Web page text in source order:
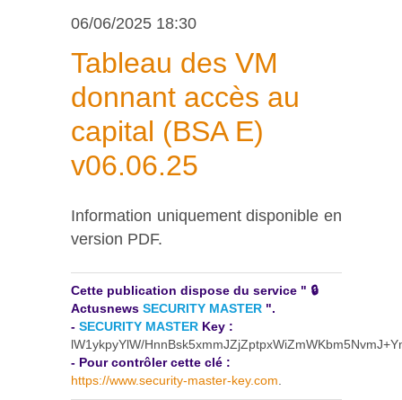
06/06/2025 18:30
Tableau des VM
donnant accès au
capital (BSA E)
v06.06.25
Information uniquement disponible en
version PDF.
Cette publication dispose du service " 🔒
Actusnews SECURITY MASTER ".
- SECURITY MASTER Key :
lW1ykpyYlW/
- Pour contrôler cette clé :
https://www.security-master-key.com